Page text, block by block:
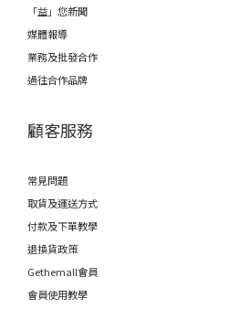
「益」您新聞
媒體報導
業務及批發合作
過往合作品牌
顧客服務
常見問題
取貨及運送方式
付款及下單教學
退換貨政策
Gethemall會員
會員使用教學